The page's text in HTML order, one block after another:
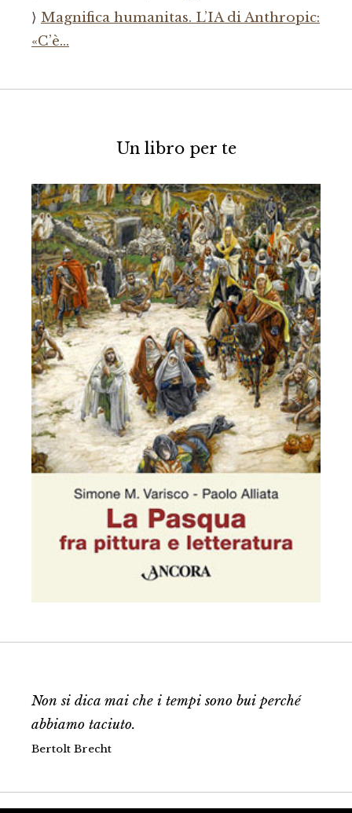
Magnifica humanitas. L’IA di Anthropic:
«C’è…
Un libro per te
Non si dica mai che i tempi sono bui perché
abbiamo taciuto.
Bertolt Brecht